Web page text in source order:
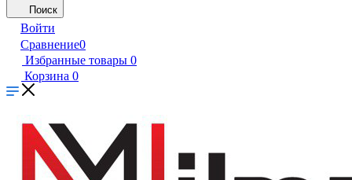
Поиск
Войти
Сравнение0
Избранные товары 0
Корзина 0